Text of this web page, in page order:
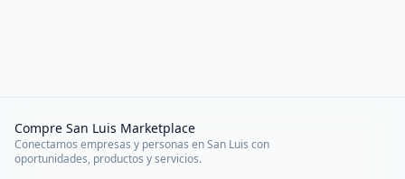
Compre San Luis Marketplace
Conectamos empresas y personas en San Luis con
oportunidades, productos y servicios.